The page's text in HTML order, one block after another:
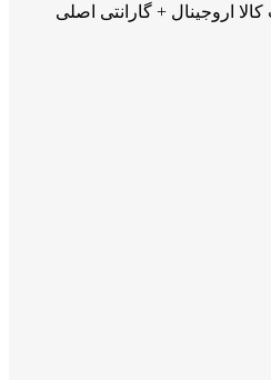
اروجینال + گارانتی اصلی